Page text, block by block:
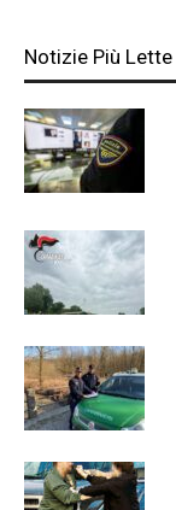
Notizie Più Lette